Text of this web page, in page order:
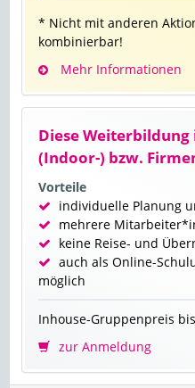
* Nicht mit anderen
kombinierbar!
Mehr Informationen
Diese Weiterbildung
(Indoor-) bzw.
Vorteile
individuelle Planung
mehrere
keine Reise- und
auch als Online-
möglich
Inhouse-Gruppenpreis
zur Anmeldung